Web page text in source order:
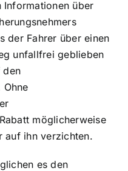
Informationen über
der Fahrer über einen
unfallfrei geblieben
den
möglicherweise
auf ihn verzichten.
es den